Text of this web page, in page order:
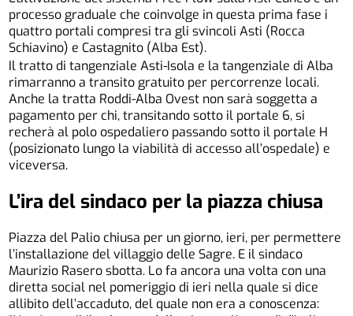
processo graduale che coinvolge in questa prima fase i
quattro portali compresi tra gli svincoli Asti (Rocca
Schiavino) e Castagnito (Alba Est).
Il tratto di tangenziale Asti-Isola e la tangenziale di Alba
rimarranno a transito gratuito per percorrenze locali.
Anche la tratta Roddi-Alba Ovest non sarà soggetta a
pagamento per chi, transitando sotto il portale 6, si
recherà al polo ospedaliero passando sotto il portale H
(posizionato lungo la viabilità di accesso all’ospedale) e
viceversa.
L’ira del sindaco per la piazza chiusa
Piazza del Palio chiusa per un giorno, ieri, per permettere
l’installazione del villaggio delle Sagre. E il sindaco
Maurizio Rasero sbotta. Lo fa ancora una volta con una
diretta social nel pomeriggio di ieri nella quale si dice
allibito dell’accaduto, del quale non era a conoscenza: